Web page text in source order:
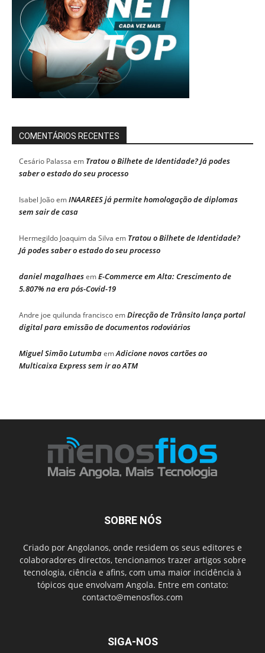
COMENTÁRIOS RECENTES
Cesário Palassa em Tratou o Bilhete de Identidade? Já podes
saber o estado do seu processo
Isabel JoãoemINAAREES já permite homologação de diplomas
sem sair de casa
Hermegildo Joaquim da Silva em Tratou o Bilhete de Identidade?
Já podes saber o estado do seu processo
daniel magalhaesemE-Commerce em Alta: Crescimento de
5.807% na era pós-Covid-19
Andre joe quilunda franciscoemDirecção de Trânsito lança portal
digital para emissão de documentos rodoviários
Miguel Simão LutumbaemAdicione novos cartões ao
Multicaixa Express sem ir ao ATM
SOBRE NÓS
Criado por Angolanos, onde residem os seus editores e
colaboradores directos, tencionamos trazer artigos sobre
tecnologia, ciência e afins, com uma maior incidência à
tópicos que envolvam Angola. Entre em contato:
contacto@menosfios.com
SIGA-NOS